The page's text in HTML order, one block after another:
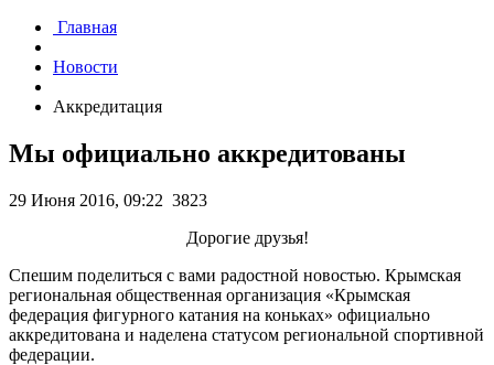
Главная
Новости
Аккредитация
Мы официально аккредитованы
29 Июня 2016, 09:22 3823
Дорогие друзья!
Спешим поделиться с вами радостной новостью. Крымская
региональная общественная организация «Крымская
федерация фигурного катания на коньках» официально
аккредитована и наделена статусом региональной спортивной
федерации.